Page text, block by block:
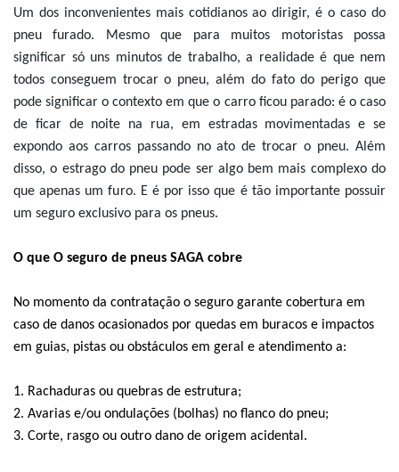
Um dos inconvenientes mais cotidianos ao dirigir, é o caso do
pneu furado. Mesmo que para muitos motoristas possa
significar só uns minutos de trabalho, a realidade é que nem
todos conseguem trocar o pneu, além do fato do perigo que
pode significar o contexto em que o carro ficou parado: é o caso
de ficar de noite na rua, em estradas movimentadas e se
expondo aos carros passando no ato de trocar o pneu. Além
disso, o estrago do pneu pode ser algo bem mais complexo do
que apenas um furo. E é por isso que é tão importante possuir
um seguro exclusivo para os pneus.
O que O seguro de pneus SAGA cobre
No momento da contratação o seguro garante cobertura em
caso de danos ocasionados por quedas em buracos e impactos
em guias, pistas ou obstáculos em geral e atendimento a:
1. Rachaduras ou quebras de estrutura;
2. Avarias e/ou ondulações (bolhas) no flanco do pneu;
3. Corte, rasgo ou outro dano de origem acidental.